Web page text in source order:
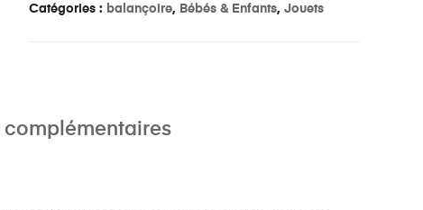
Catégories : balançoire, Bébés & Enfants, Jouets
complémentaires